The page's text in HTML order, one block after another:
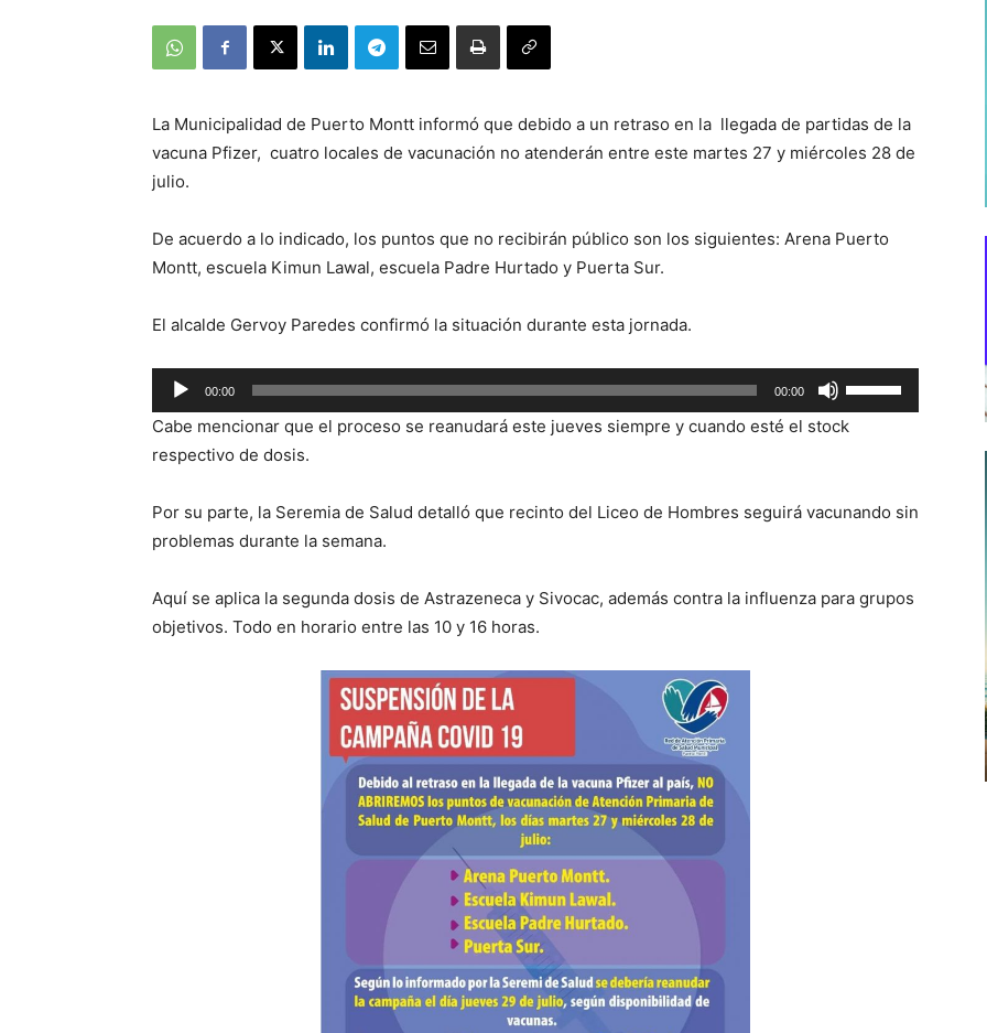
La Municipalidad de Puerto Montt informó que debido a un retraso en la llegada de partidas de la
vacuna Pfizer, cuatro locales de vacunación no atenderán entre este martes 27 y miércoles 28 de
julio.
De acuerdo a lo indicado, los puntos que no recibirán público son los siguientes: Arena Puerto
Montt, escuela Kimun Lawal, escuela Padre Hurtado y Puerta Sur.
El alcalde Gervoy Paredes confirmó la situación durante esta jornada.
Reproductor
de
audio
00:00 00:00
las
teclas
arriba/abajo
o
Cabe mencionar que el proceso se reanudará este jueves siempre y cuando esté el stock
respectivo de dosis.
Por su parte, la Seremia de Salud detalló que recinto del Liceo de Hombres seguirá vacunando sin
problemas durante la semana.
Aquí se aplica la segunda dosis de Astrazeneca y Sivocac, además contra la influenza para grupos
objetivos. Todo en horario entre las 10 y 16 horas.